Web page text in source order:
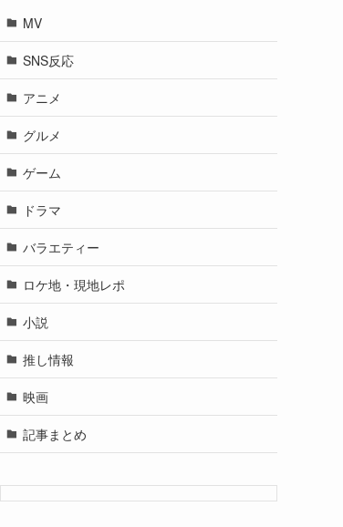
MV
SNS反応
アニメ
グルメ
ゲーム
ドラマ
バラエティー
ロケ地・現地レポ
小説
推し情報
映画
記事まとめ